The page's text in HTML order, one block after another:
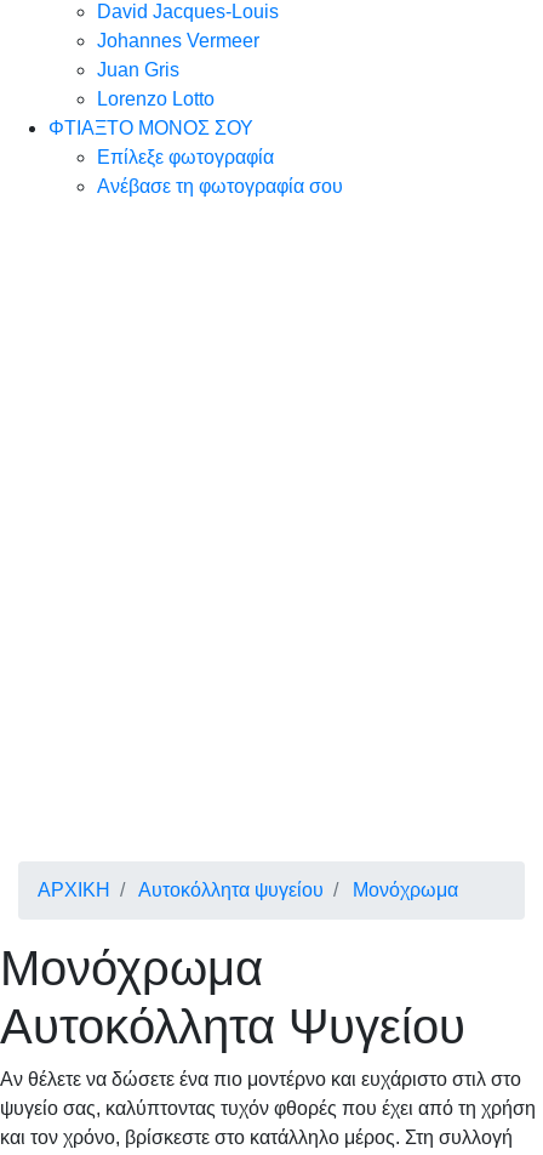
David Jacques-Louis
Johannes Vermeer
Juan Gris
Lorenzo Lotto
ΦΤΙΑΞΤΟ ΜΟΝΟΣ ΣΟΥ
Επίλεξε φωτογραφία
Ανέβασε τη φωτογραφία σου
ΑΡΧΙΚΗ Αυτοκόλλητα ψυγείου Μονόχρωμα
Μονόχρωμα
Αυτοκόλλητα Ψυγείου
Αν θέλετε να δώσετε ένα πιο μοντέρνο και ευχάριστο στιλ στο
ψυγείο σας, καλύπτοντας τυχόν φθορές που έχει από τη χρήση
και τον χρόνο, βρίσκεστε στο κατάλληλο μέρος. Στη συλλογή